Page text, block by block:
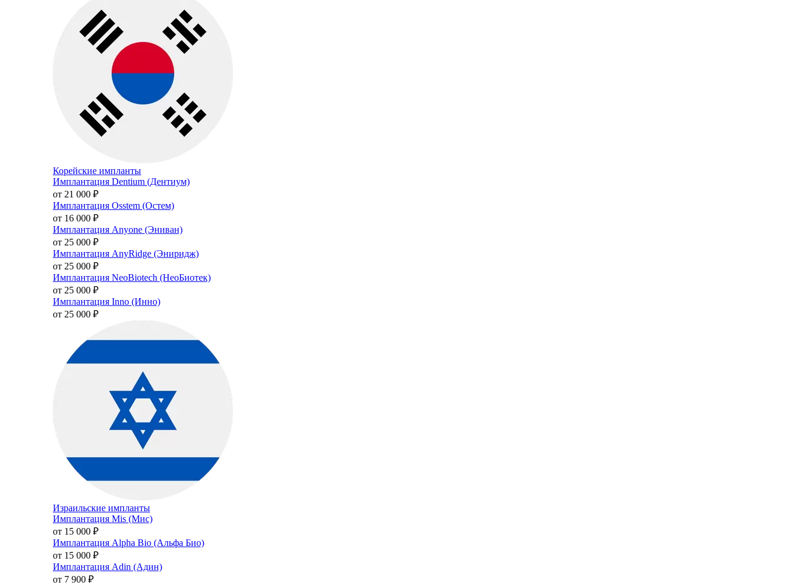
Корейские импланты
Имплантация Dentium (Дентиум)
от 21 000 ₽
Имплантация Osstem (Остем)
от 16 000 ₽
Имплантация Anyone (Эниван)
от 25 000 ₽
Имплантация AnyRidge (Эниридж)
от 25 000 ₽
Имплантация NeoBiotech (НеоБиотек)
от 25 000 ₽
Имплантация Inno (Инно)
от 25 000 ₽
Израильские импланты
Имплантация Mis (Мис)
от 15 000 ₽
Имплантация Alpha Bio (Альфа Био)
от 15 000 ₽
Имплантация Adin (Адин)
от 7 900 ₽